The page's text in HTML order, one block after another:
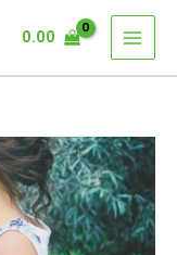
0.00